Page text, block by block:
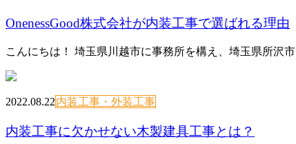
OnenessGood株式会社が内装工事で選ばれる理由
こんにちは！ 埼玉県川越市に事務所を構え、埼玉県所沢
2022.08.22内装工事・外装工事
内装工事に欠かせない木製建具工事とは？